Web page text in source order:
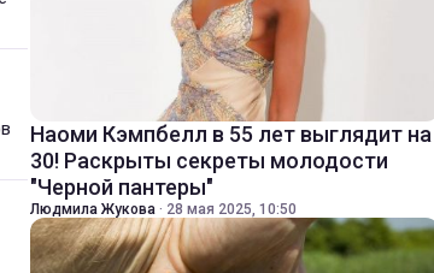
Наоми Кэмпбелл в 55 лет выглядит на
30! Раскрыты секреты молодости
"Черной пантеры"
Людмила Жукова · 28 мая 2025, 10:50